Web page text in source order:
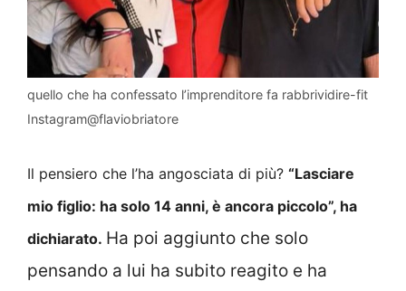
quello che ha confessato l’imprenditore fa rabbrividire-fit
Instagram@flaviobriatore
Il pensiero che l’ha angosciata di più? “Lasciare
mio figlio: ha solo 14 anni, è ancora piccolo”, ha
dichiarato. Ha poi aggiunto che solo
pensando a lui ha subito reagito e ha